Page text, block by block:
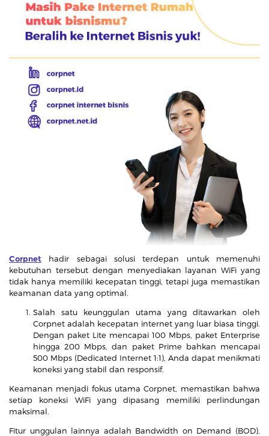
Corpnet hadir sebagai solusi terdepan untuk memenuhi
kebutuhan tersebut dengan menyediakan layanan WiFi yang
tidak hanya memiliki kecepatan tinggi, tetapi juga memastikan
keamanan data yang optimal.
Salah satu keunggulan utama yang ditawarkan oleh
Corpnet adalah kecepatan internet yang luar biasa tinggi.
Dengan paket Lite mencapai 100 Mbps, paket Enterprise
hingga 200 Mbps, dan paket Prime bahkan mencapai
500 Mbps (Dedicated Internet 1:1), Anda dapat menikmati
koneksi yang stabil dan responsif.
Keamanan menjadi fokus utama Corpnet, memastikan bahwa
setiap koneksi WiFi yang dipasang memiliki perlindungan
maksimal.
Fitur unggulan lainnya adalah Bandwidth on Demand (BOD),